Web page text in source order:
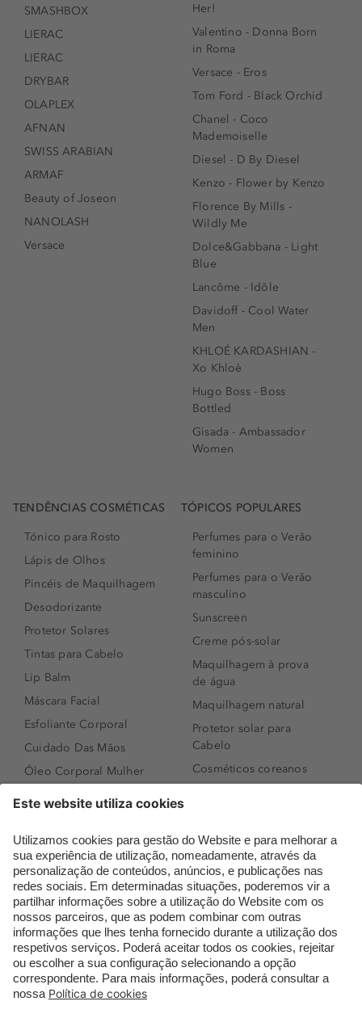
SMASHBOX
LIERAC
LIERAC
DRYBAR
OLAPLEX
AFNAN
SWISS ARABIAN
ARMAF
Beauty of Joseon
NANOLASH
Versace
Her!
Valentino - Donna Born
in Roma
Versace - Eros
Tom Ford - Black Orchid
Chanel - Coco
Mademoiselle
Diesel - D By Diesel
Kenzo - Flower by Kenzo
Florence By Mills -
Wildly Me
Dolce&Gabbana - Light
Blue
Lancôme - Idôle
Davidoff - Cool Water
Men
KHLOÉ KARDASHIAN -
Xo Khloè
Hugo Boss - Boss
Bottled
Gisada - Ambassador
Women
TENDÊNCIAS COSMÉTICAS
Tónico para Rosto
Lápis de Olhos
Pincéis de Maquilhagem
Desodorizante
Protetor Solares
Tintas para Cabelo
Lip Balm
Máscara Facial
Esfoliante Corporal
Cuidado Das Mãos
Óleo Corporal Mulher
Sérum de Rosto
Body mist & Spray
corporal
Produtos para Cabelo
Homem
Espuma de Limpeza
Facial
Dermocosmética
TÓPICOS POPULARES
Perfumes para o Verão
feminino
Perfumes para o Verão
masculino
Sunscreen
Creme pós-solar
Maquilhagem à prova
de água
Maquilhagem natural
Protetor solar para
Cabelo
Cosméticos coreanos
Perfumes árabes
Novidades
Melhores Perfumes
Femininos
TOP 10: Perfumes
Masculinos
Pestanas Postiças
Creme Rosto Homem